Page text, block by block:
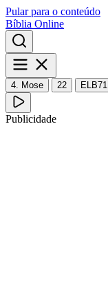
Pular para o conteúdo
Bíblia Online
4. Mose 22 ELB71
Publicidade